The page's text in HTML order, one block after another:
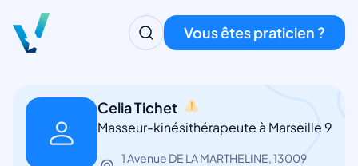
Vous êtes praticien ?
Celia Tichet
Masseur-kinésithérapeute à Marseille 9
1 Avenue DE LA MARTHELINE, 13009